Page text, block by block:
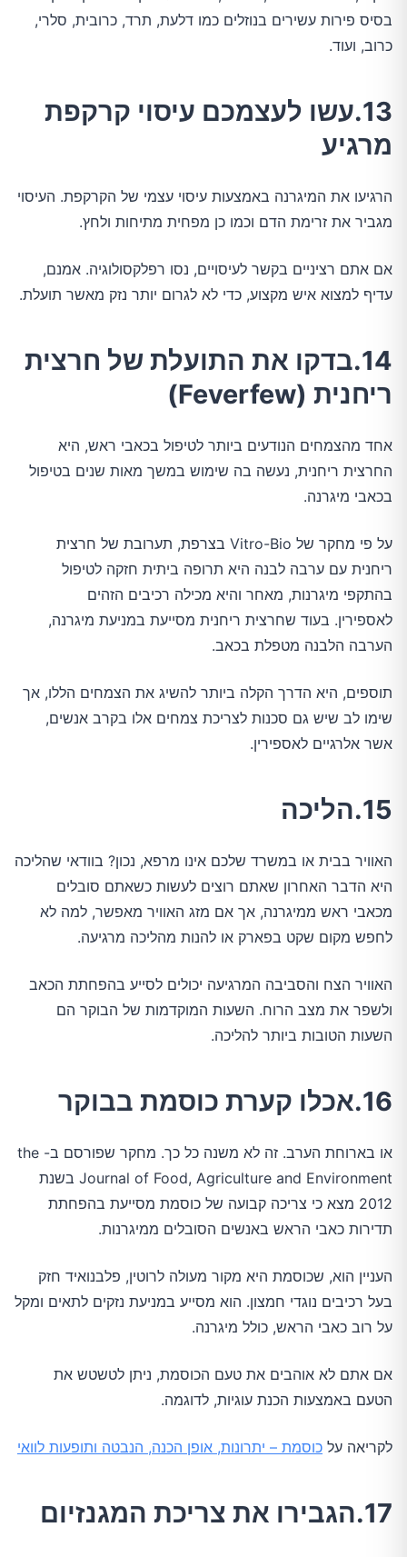
בסיס פירות עשירים בנוזלים כמו דלעת, תרד, כרובית, סלרי,
כרוב, ועוד.
13.עשו לעצמכם עיסוי קרקפת
מרגיע
הרגיעו את המיגרנה באמצעות עיסוי עצמי של הקרקפת. העיסוי
מגביר את זרימת הדם וכמו כן מפחית מתיחות ולחץ.
אם אתם רציניים בקשר לעיסויים, נסו רפלקסולוגיה. אמנם,
עדיף למצוא איש מקצוע, כדי לא לגרום יותר נזק מאשר תועלת.
14.בדקו את התועלת של חרצית
ריחנית (Feverfew)
אחד מהצמחים הנודעים ביותר לטיפול בכאבי ראש, היא
החרצית ריחנית, נעשה בה שימוש במשך מאות שנים בטיפול
בכאבי מיגרנה.
על פי מחקר של Vitro-Bio בצרפת, תערובת של חרצית
ריחנית עם ערבה לבנה היא תרופה ביתית חזקה לטיפול
בהתקפי מיגרנות, מאחר והיא מכילה רכיבים הזהים
לאספירין. בעוד שחרצית ריחנית מסייעת במניעת מיגרנה,
הערבה הלבנה מטפלת בכאב.
תוספים, היא הדרך הקלה ביותר להשיג את הצמחים הללו, אך
שימו לב שיש גם סכנות לצריכת צמחים אלו בקרב אנשים,
אשר אלרגיים לאספירין.
15.הליכה
האוויר בבית או במשרד שלכם אינו מרפא, נכון? בוודאי שהליכה
היא הדבר האחרון שאתם רוצים לעשות כשאתם סובלים
מכאבי ראש ממיגרנה, אך אם מזג האוויר מאפשר, למה לא
לחפש מקום שקט בפארק או להנות מהליכה מרגיעה.
האוויר הצח והסביבה המרגיעה יכולים לסייע בהפחתת הכאב
ולשפר את מצב הרוח. השעות המוקדמות של הבוקר הם
השעות הטובות ביותר להליכה.
16.אכלו קערת כוסמת בבוקר
או בארוחת הערב. זה לא משנה כל כך. מחקר שפורסם ב- the
Journal of Food, Agriculture and Environment בשנת
2012 מצא כי צריכה קבועה של כוסמת מסייעת בהפחתת
תדירות כאבי הראש באנשים הסובלים ממיגרנות.
העניין הוא, שכוסמת היא מקור מעולה לרוטין, פלבנואיד חזק
בעל רכיבים נוגדי חמצון. הוא מסייע במניעת נזקים לתאים ומקל
על רוב כאבי הראש, כולל מיגרנה.
אם אתם לא אוהבים את טעם הכוסמת, ניתן לטשטש את
הטעם באמצעות הכנת עוגיות, לדוגמה.
לקריאה על כוסמת – יתרונות, אופן הכנה, הנבטה ותופעות לוואי
17.הגבירו את צריכת המגנזיום